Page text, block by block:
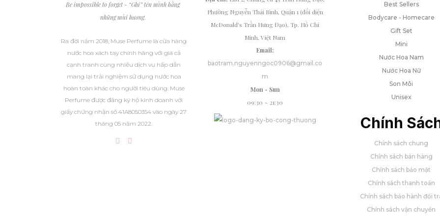
Be impossible to forget - “Ghi” tên mình bằng
những mùi hương.
Ra đời năm 2018, Muse Perfume là cửa hàng
nước hoa xách tay chính hãng với giá cả
cạnh tranh cùng nhiều dịch vụ hấp dẫn
mang lại trải nghiệm sử dụng nước hoa
hoàn toàn khác cho người tiêu dùng. Muse
Perfume được đăng ký hộ kinh doanh với
giấy chứng nhận số 41A8050354 vào ngày 27
tháng 05 năm 2022.
Phường Nguyễn Thái Bình, Quận 1 (đối diện
McDonald's Trần Hưng Đạo), Tp. Hồ Chí
Minh, Việt Nam
Email:
baotram.nguyenngoc0906@gmail.co
m
Mon - Sun
09:30 ~ 21:30
Best Sellers
Bodycare - Homecare
Gift Set
Mini
Nước Hoa Nam
Nước Hoa Nữ
Son Môi
Unisex
Chính
Chính sách chung
Chính sách bán hàng
Chính sách bảo mật
Chính sách thanh toán
Chính sách bảo hành đổi
Chính sách vận chuyển